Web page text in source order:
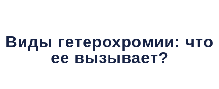
Виды гетерохромии: что
ее вызывает?